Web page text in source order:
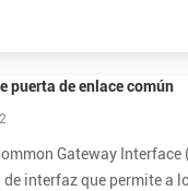
puerta de enlace común
Gateway Interface
interfaz que permite a